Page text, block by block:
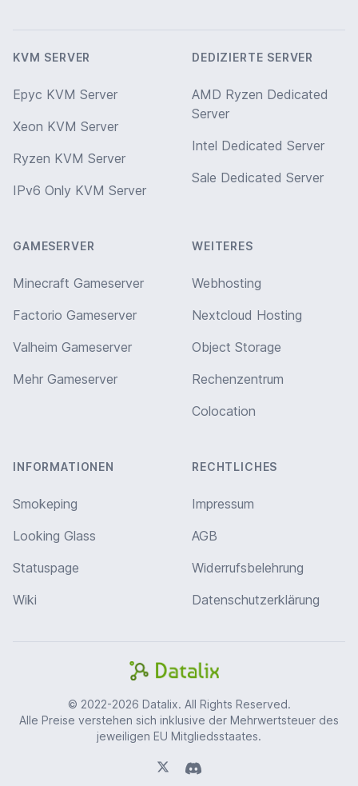
KVM SERVER
Epyc KVM Server
Xeon KVM Server
Ryzen KVM Server
IPv6 Only KVM Server
DEDIZIERTE SERVER
AMD Ryzen Dedicated
Server
Intel Dedicated Server
Sale Dedicated Server
GAMESERVER
Minecraft Gameserver
Factorio Gameserver
Valheim Gameserver
Mehr Gameserver
WEITERES
Webhosting
Nextcloud Hosting
Object Storage
Rechenzentrum
Colocation
INFORMATIONEN
Smokeping
Looking Glass
Statuspage
Wiki
RECHTLICHES
Impressum
AGB
Widerrufsbelehrung
Datenschutzerklärung
© 2022-2026 Datalix. All Rights Reserved.
Alle Preise verstehen sich inklusive der Mehrwertsteuer des
jeweiligen EU Mitgliedsstaates.